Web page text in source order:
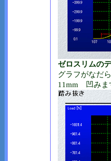
ゼロスリムの
グラフがなだ
11mm 凹みま